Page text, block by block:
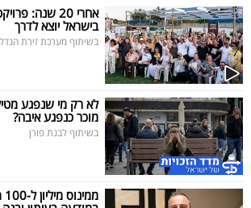
המילון
הכלכלי
פודקאסט
40
UNDER
40
אחרי 20 שנה:
בישראל יוצא לדרך
בשיתוף מערכת זירת
לא רק מי שנפגע
מוכר כנפגע איבה?
בשיתוף לבנת פורן